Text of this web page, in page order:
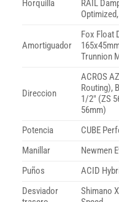
Horquilla
RAIL
Amortiguador
Fox Float
Trunnion
Direccion
ACROS
Routing),
1/2″ (ZS
56mm)
Potencia
CUBE
Manillar
Newmen
Puños
ACID
Desviador
Shimano